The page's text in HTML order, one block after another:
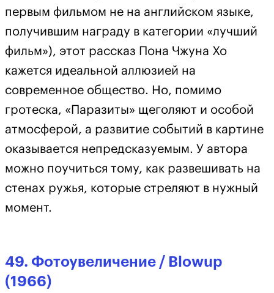
первым фильмом не на английском языке,
получившим награду в категории «лучший
фильм»), этот рассказ Пона Чжуна Хо
кажется идеальной аллюзией на
современное общество. Но, помимо
гротеска, «Паразиты» щеголяют и особой
атмосферой, а развитие событий в картине
оказывается непредсказуемым. У автора
можно поучиться тому, как развешивать на
стенах ружья, которые стреляют в нужный
момент.
49. Фотоувеличение / Blowup
(1966)